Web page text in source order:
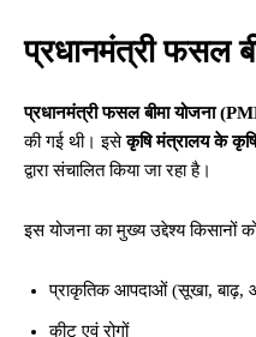
प्रधानमंत्री फसल
प्रधानमंत्री फसल बीमा योजना
की गई थी। इसेकृषि मंत्रालय के
द्वारा संचालित किया जा रहा है।
इस योजना का मुख्य उद्देश्य किसानों
प्राकृतिक आपदाओं (सूखा, बाढ़,
कीट एवं रोगों